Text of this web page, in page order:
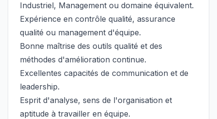
Industriel, Management ou domaine équivalent.
Expérience en contrôle qualité, assurance
qualité ou management d'équipe.
Bonne maîtrise des outils qualité et des
méthodes d'amélioration continue.
Excellentes capacités de communication et de
leadership.
Esprit d'analyse, sens de l'organisation et
aptitude à travailler en équipe.